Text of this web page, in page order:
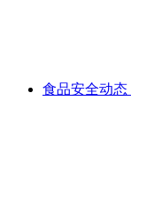
食品安全动态